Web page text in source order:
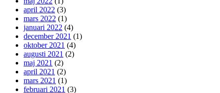
april 2022 (3)
mars 2022 (1)
januari 2022 (4)
december 2021 (1)
oktober 2021 (4)
augusti 2021 (2)
maj 2021 (2)
april 2021 (2)
mars 2021 (1)
februari 2021 (3)